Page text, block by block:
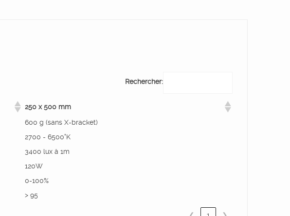
Rechercher:
250 x 500 mm
600 g (sans X-bracket)
2700 - 6500°K
3400 lux à 1m
120W
0-100%
> 95